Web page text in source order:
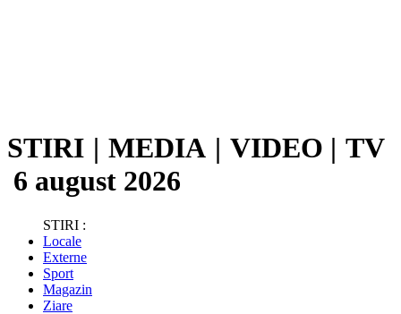
STIRI | MEDIA | VIDEO | TV
6 august 2026
STIRI :
Locale
Externe
Sport
Magazin
Ziare